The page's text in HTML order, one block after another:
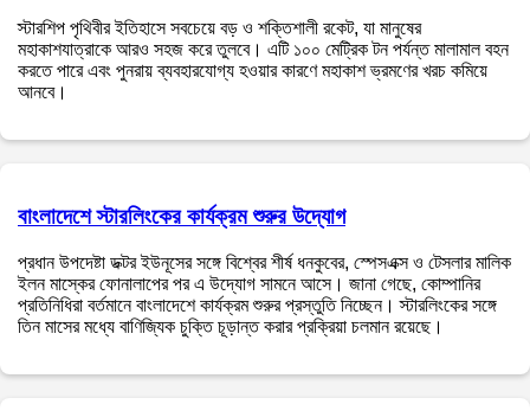
স্টারশিপ পৃথিবীর ইতিহাসে সবচেয়ে বড় ও শক্তিশালী রকেট, যা মানুষের
মহাকাশযাত্রাকে আরও সহজ করে তুলবে। এটি ১০০ মেট্রিক টন পর্যন্ত মালামাল বহন
করতে পারে এবং পুনরায় ব্যবহারযোগ্য হওয়ার কারণে মহাকাশ ভ্রমণের খরচ কমিয়ে
আনবে।
বাংলাদেশে স্টারলিংকের কার্যক্রম শুরুর উদ্যোগ
প্রধান উপদেষ্টা ডক্টর ইউনূসের সঙ্গে বিশ্বের শীর্ষ ধনকুবের, স্পেসএক্স ও টেসলার মালিক
ইলন মাস্কের ফোনালাপের পর এ উদ্যোগ সামনে আসে। জানা গেছে, কোম্পানির
প্রতিনিধিরা বর্তমানে বাংলাদেশে কার্যক্রম শুরুর প্রস্তুতি নিচ্ছেন। স্টারলিংকের সঙ্গে
তিন মাসের মধ্যে বাণিজ্যিক চুক্তি চূড়ান্ত করার প্রক্রিয়া চলমান রয়েছে।